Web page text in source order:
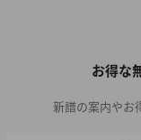
お得な
新譜の案内やお